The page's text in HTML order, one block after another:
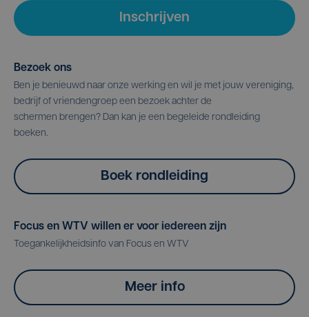
Inschrijven
Bezoek ons
Ben je benieuwd naar onze werking en wil je met jouw vereniging,
bedrijf of vriendengroep een bezoek achter de
schermen brengen? Dan kan je een begeleide rondleiding
boeken.
Boek rondleiding
Focus en WTV willen er voor iedereen zijn
Toegankelijkheidsinfo van Focus en WTV
Meer info